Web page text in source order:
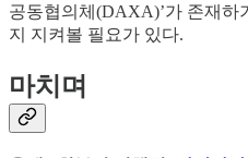
공동협의체(DAXA)’가 존재하
지 지켜볼 필요가 있다.
마치며